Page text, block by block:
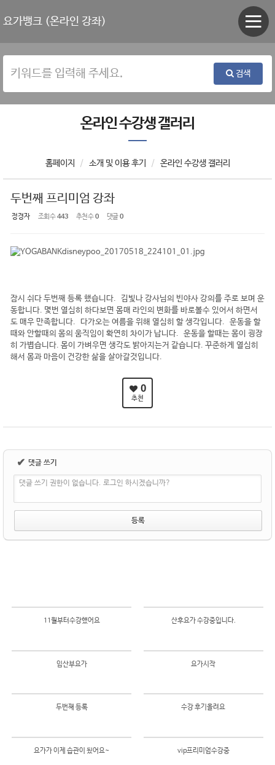
요가뱅크 (온라인 강좌)
검색
온라인 수강생 갤러리
홈페이지 소개 및 이용 후기 온라인 수강생 갤러리
두번째 프리미엄 강좌
정경자 조회 수443 추천 수0 댓글0
잠시 쉬다 두번째 등록 했습니다. 김빛나 강사님의 빈야사 강의를 주로 보며 운
동합니다. 몇번 열심히 하다보면 몸매 라인의 변화를 바로볼수 있어서 하면서
도 매우 만족합니다. 다가오는 여름을 위해 열심히 할 생각입니다. 운동을 할
때와 안할때의 몸의 움직임이 확연히 차이가 납니다. 운동을 할때는 몸이 굉장
히 가볍습니다. 몸이 가벼우면 생각도 밝아지는거 같습니다. 꾸준하게 열심히
해서 몸과 마음이 건강한 삶을 살아갈것입니다.
0
추천
✔ 댓글 쓰기
댓글 쓰기 권한이 없습니다. 로그인 하시겠습니까?
11월부터수강했어요 산후요가 수강중입니다.
임산부요가 요가시작
두번째 등록 수강 후기올려요
요가가 이제 습관이 됬어요~ vip프리미엄수강중